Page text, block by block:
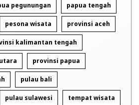
pegunungan papua tengah
pesona wisata provinsi aceh
kalimantan tengah
provinsi papua
pulau bali
pulau sulawesi tempat wisata